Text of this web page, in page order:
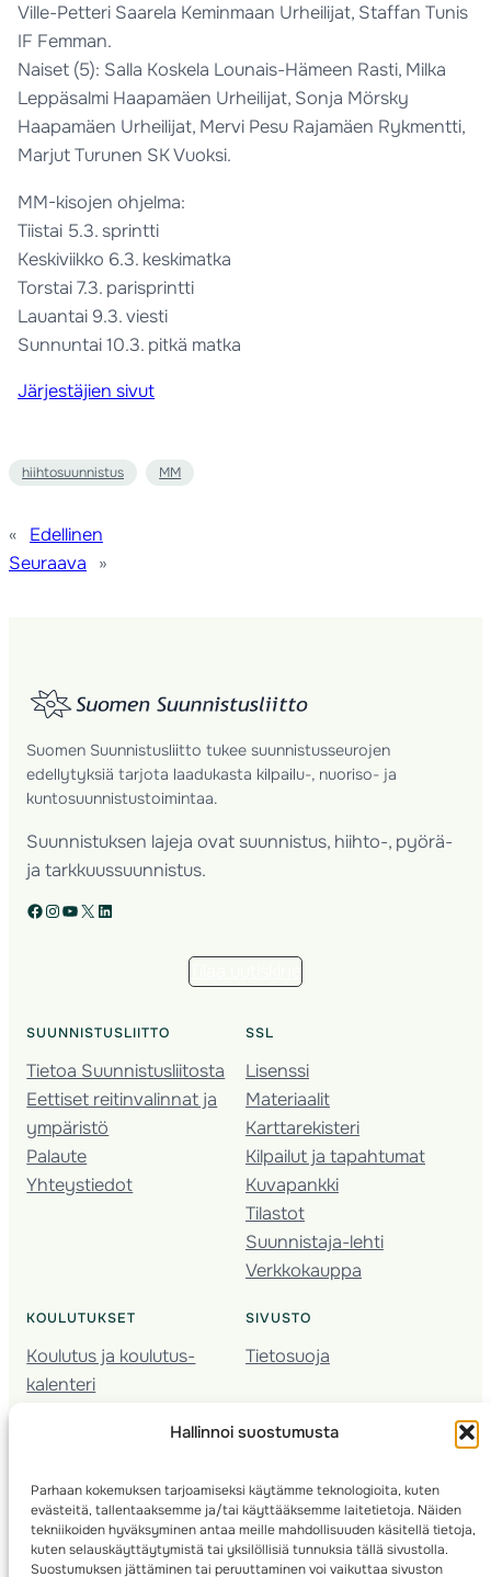
Hallinnoi suostumusta
Parhaan kokemuksen tarjoamiseksi käytämme teknologioita, kuten
evästeitä, tallentaaksemme ja/tai käyttääksemme laitetietoja. Näiden
tekniikoiden hyväksyminen antaa meille mahdollisuuden käsitellä tietoja,
kuten selauskäyttäytymistä tai yksilöllisiä tunnuksia tällä sivustolla.
Suostumuksen jättäminen tai peruuttaminen voi vaikuttaa sivuston
Ville-Petteri Saarela Keminmaan Urheilijat, Staffan Tunis
IF Femman.
Naiset (5): Salla Koskela Lounais-Hämeen Rasti, Milka
Leppäsalmi Haapamäen Urheilijat, Sonja Mörsky
Haapamäen Urheilijat, Mervi Pesu Rajamäen Rykmentti,
Marjut Turunen SK Vuoksi.
MM-kisojen ohjelma:
Tiistai 5.3. sprintti
Keskiviikko 6.3. keskimatka
Torstai 7.3. parisprintti
Lauantai 9.3. viesti
Sunnuntai 10.3. pitkä matka
Järjestäjien sivut
hiihtosuunnistus MM
«
Edellinen
Seuraava
»
Suomen Suunnistusliitto tukee suunnistusseurojen
edellytyksiä tarjota laadukasta kilpailu-, nuoriso- ja
kuntosuunnistustoimintaa.
Suunnistuksen lajeja ovat suunnistus, hiihto-, pyörä-
ja tarkkuussuunnistus.
Facebook Instagram YouTube X LinkedIn
SUUNNISTUSLIITTO
Tietoa Suunnistusliitosta
Eettiset reitinvalinnat ja
ympäristö
Palaute
Yhteystiedot
SSL
Lisenssi
Materiaalit
Karttarekisteri
Kilpailut ja tapahtumat
Kuvapankki
Tilastot
Suunnistaja-lehti
Verkkokauppa
KOULUTUKSET
Koulutus ja koulutus­
kalenteri
Seura­kehittäminen
Kartoitus
Ratamestari
SIVUSTO
Tietosuoja